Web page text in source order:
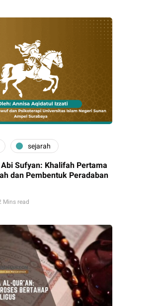
sejarah
Sufyan: Khalifah Pertama
dan Pembentuk Peradaban
Mins read